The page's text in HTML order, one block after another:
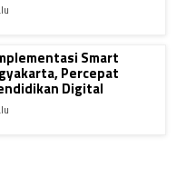
Smart
Percepat
Digital